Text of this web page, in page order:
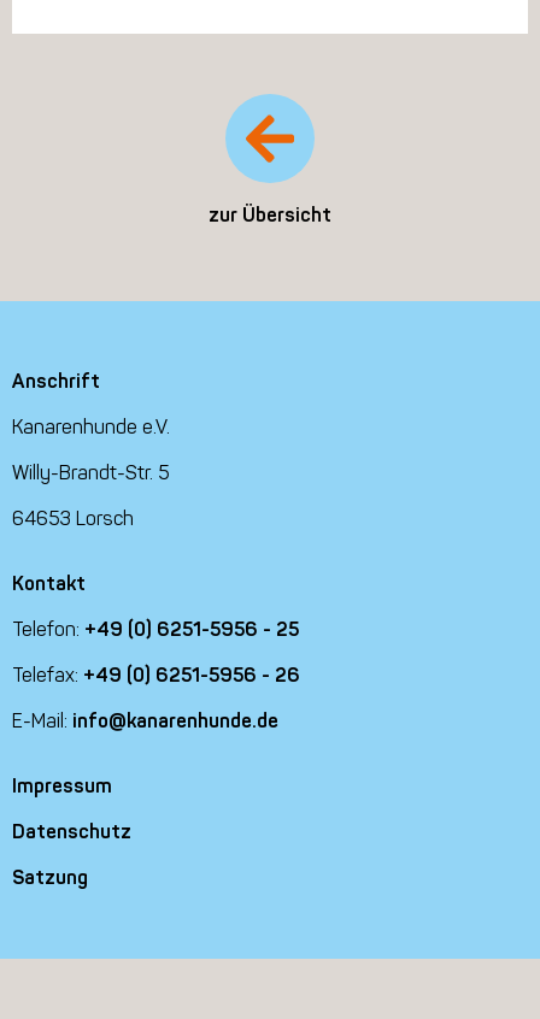
zur Übersicht
Anschrift
Kanarenhunde e.V.
Willy-Brandt-Str. 5
64653 Lorsch
Kontakt
Telefon: +49 (0) 6251-5956 - 25
Telefax: +49 (0) 6251-5956 - 26
E-Mail: info@kanarenhunde.de
Impressum
Datenschutz
Satzung